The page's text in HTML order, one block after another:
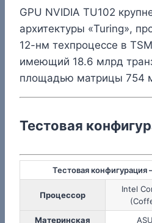
GPU NVIDIA TU102
архитектуры «Turing»,
12-нм техпроцессе в
имеющий 18.6 млрд
площадью матрицы 754
Тестовая
Тестовая конфигурация
Процессор
Intel
Материнская